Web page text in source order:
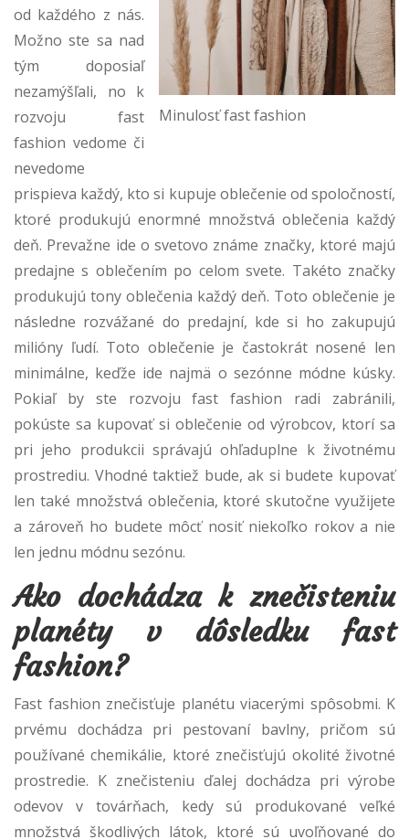
Minulosť fast fashion
od každého z nás.
Možno ste sa nad
tým doposiaľ
nezamýšľali, no k
rozvoju fast
fashion vedome či
nevedome
prispieva každý, kto si kupuje oblečenie od spoločností,
ktoré produkujú enormné množstvá oblečenia každý
deň. Prevažne ide o svetovo známe značky, ktoré majú
predajne s oblečením po celom svete. Takéto značky
produkujú tony oblečenia každý deň. Toto oblečenie je
následne rozvážané do predajní, kde si ho zakupujú
milióny ľudí. Toto oblečenie je častokrát nosené len
minimálne, keďže ide najmä o sezónne módne kúsky.
Pokiaľ by ste rozvoju fast fashion radi zabránili,
pokúste sa kupovať si oblečenie od výrobcov, ktorí sa
pri jeho produkcii správajú ohľaduplne k životnému
prostrediu. Vhodné taktiež bude, ak si budete kupovať
len také množstvá oblečenia, ktoré skutočne využijete
a zároveň ho budete môcť nosiť niekoľko rokov a nie
len jednu módnu sezónu.
Ako dochádza k znečisteniu
planéty v dôsledku fast
fashion?
Fast fashion znečisťuje planétu viacerými spôsobmi. K
prvému dochádza pri pestovaní bavlny, pričom sú
používané chemikálie, ktoré znečisťujú okolité životné
prostredie. K znečisteniu ďalej dochádza pri výrobe
odevov v továrňach, kedy sú produkované veľké
množstvá škodlivých látok, ktoré sú uvoľňované do